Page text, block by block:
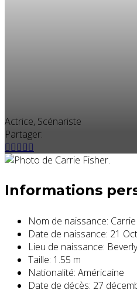
Actrice, Scénariste
Partager:
Informations
Nom de naissance:
Date de naissance: 21
Lieu de naissance:
Taille: 1.55 m
Nationalité: Américaine
Date de décès: 27